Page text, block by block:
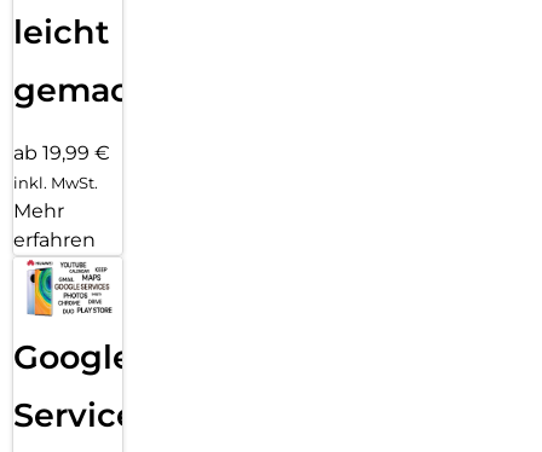
leicht
gemacht!
ab 19,99 €
inkl. MwSt.
Mehr
erfahren
Google
Services